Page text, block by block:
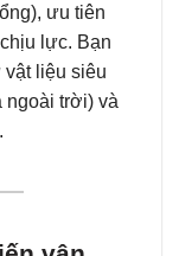
ưu tiên
lực. Bạn
vật liệu siêu
trời) và